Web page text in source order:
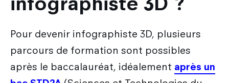
Pour devenir infographiste 3D, plusieurs
parcours de formation sont possibles
après le baccalauréat, idéalement après un